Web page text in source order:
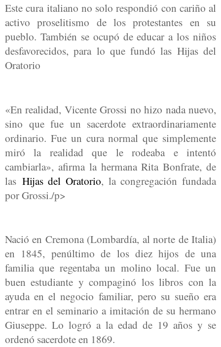
Este cura italiano no solo respondió con cariño al
activo proselitismo de los protestantes en su
pueblo. También se ocupó de educar a los niños
desfavorecidos, para lo que fundó las Hijas del
Oratorio
«En realidad, Vicente Grossi no hizo nada nuevo,
sino que fue un sacerdote extraordinariamente
ordinario. Fue un cura normal que simplemente
miró la realidad que le rodeaba e intentó
cambiarla», afirma la hermana Rita Bonfrate, de
las Hijas del Oratorio, la congregación fundada
por Grossi./p>
Nació en Cremona (Lombardía, al norte de Italia)
en 1845, penúltimo de los diez hijos de una
familia que regentaba un molino local. Fue un
buen estudiante y compaginó los libros con la
ayuda en el negocio familiar, pero su sueño era
entrar en el seminario a imitación de su hermano
Giuseppe. Lo logró a la edad de 19 años y se
ordenó sacerdote en 1869.